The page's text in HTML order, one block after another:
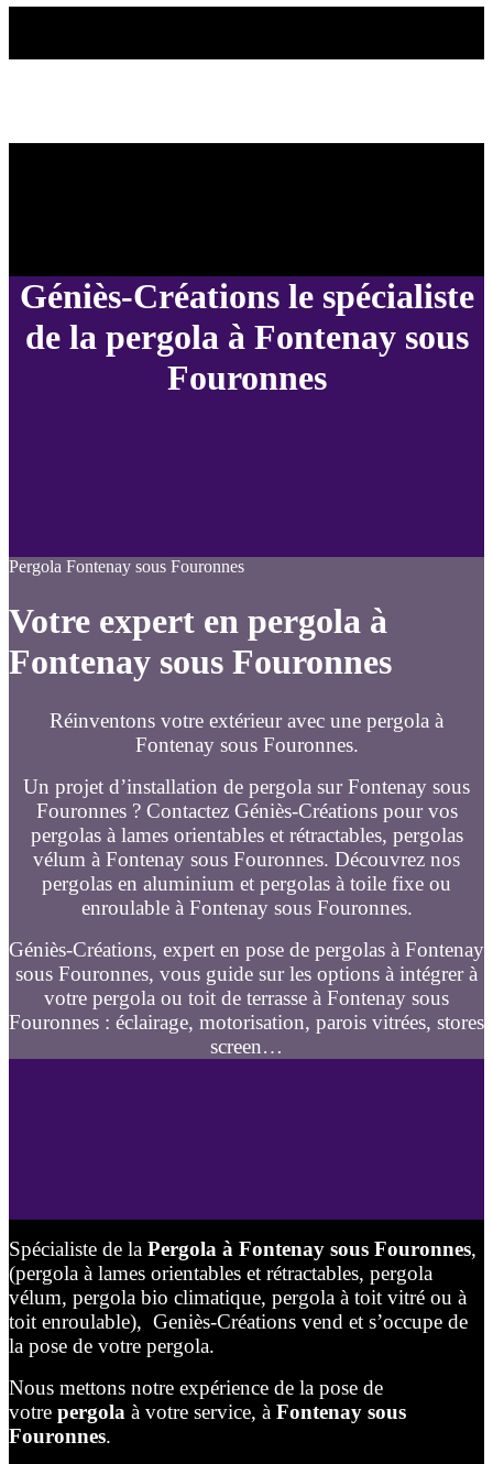
Géniès-Créations le spécialiste
de la pergola à Fontenay sous
Fouronnes
Pergola Fontenay sous Fouronnes
Votre expert en pergola à
Fontenay sous Fouronnes
Réinventons votre extérieur avec une pergola à
Fontenay sous Fouronnes.
Un projet d’installation de pergola sur Fontenay sous
Fouronnes ? Contactez Géniès-Créations pour vos
pergolas à lames orientables et rétractables, pergolas
vélum à Fontenay sous Fouronnes. Découvrez nos
pergolas en aluminium et pergolas à toile fixe ou
enroulable à Fontenay sous Fouronnes.
Géniès-Créations, expert en pose de pergolas à Fontenay
sous Fouronnes, vous guide sur les options à intégrer à
votre pergola ou toit de terrasse à Fontenay sous
Fouronnes : éclairage, motorisation, parois vitrées, stores
screen…
Spécialiste de la Pergola à Fontenay sous Fouronnes,
(pergola à lames orientables et rétractables, pergola
vélum, pergola bio climatique, pergola à toit vitré ou à
toit enroulable), Geniès-Créations vend et s’occupe de
la pose de votre pergola.
Nous mettons notre expérience de la pose de
votre pergola à votre service, à Fontenay sous
Fouronnes.